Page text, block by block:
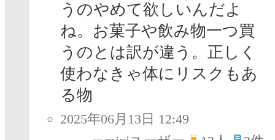
うのやめて欲しいんだよ
ね。お菓子や飲み物一つ買
うのとは訳が違う。正しく
使わなきゃ体にリスクもあ
る物
2025年06月13日 12:49